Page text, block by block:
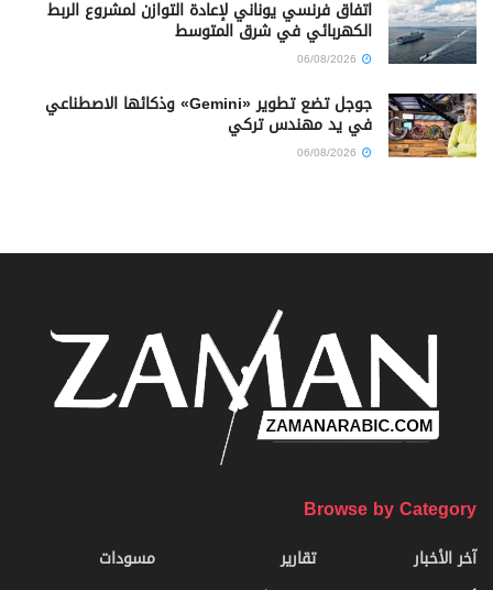
اتفاق فرنسي يوناني لإعادة التوازن لمشروع الربط
الكهربائي في شرق المتوسط
جوجل تضع تطوير «Gemini» وذكائها الاصطناعي
في يد مهندس تركي
Browse by Category
آخر الأخبار
تقارير
مسودات